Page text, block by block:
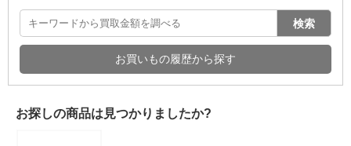
検索
お買いもの履歴から探す
お探しの商品は見つかりましたか?